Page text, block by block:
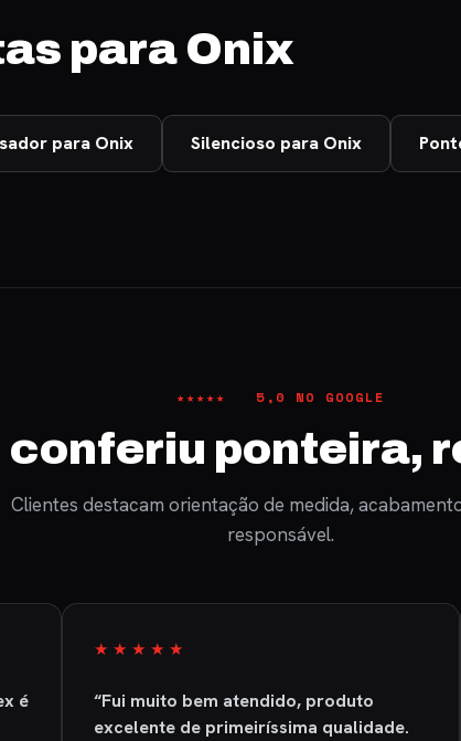
para Onix
para Onix Silencioso para Onix
★★★★★ 5,0 NO GOOGLE
conferiu ponteira,
Clientes destacam orientação de medida,
responsável.
é
★★★★★
“Fui muito bem atendido, produto
excelente de primeiríssima qualidade.